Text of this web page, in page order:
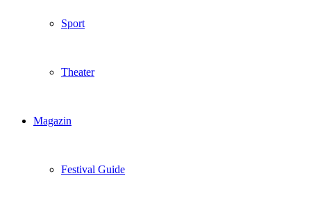
Sport
Theater
Magazin
Festival Guide